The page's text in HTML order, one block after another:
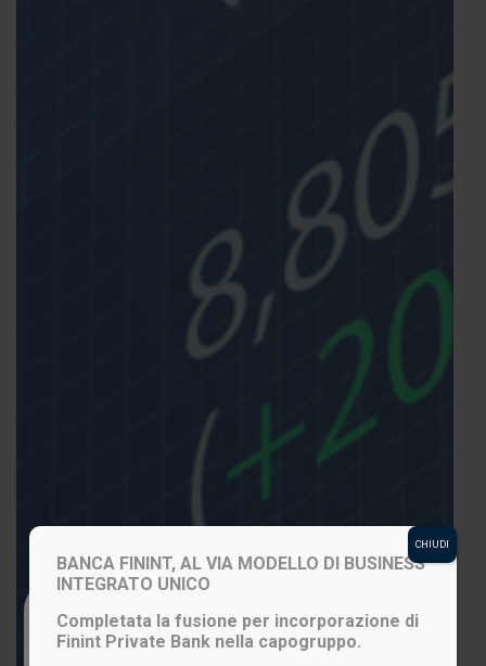
Login to your account
BANCA FININT, AL VIA MODELLO DI BUSINESS
INTEGRATO UNICO
Completata la fusione per incorporazione di
Finint Private Bank nella capogruppo.
CHIUDI